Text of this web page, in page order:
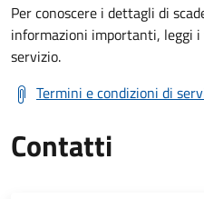
Per conoscere i dettagli di
informazioni importanti, leggi
servizio.
Termini e condizioni di
Contatti